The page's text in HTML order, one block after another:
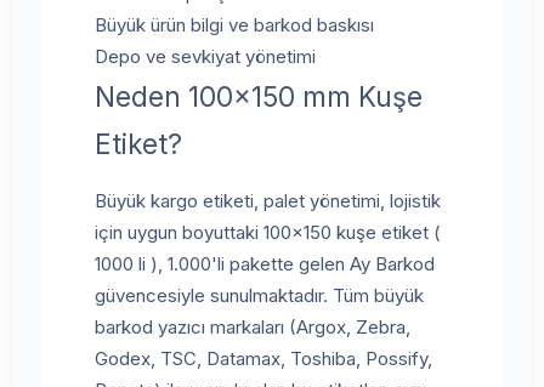
Büyük ürün bilgi ve barkod baskısı
Depo ve sevkiyat yönetimi
Neden 100x150 mm Kuşe
Etiket?
Büyük kargo etiketi, palet yönetimi, lojistik
için uygun boyuttaki 100x150 kuşe etiket (
1000 li ), 1.000'li pakette gelen Ay Barkod
güvencesiyle sunulmaktadır. Tüm büyük
barkod yazıcı markaları (Argox, Zebra,
Godex, TSC, Datamax, Toshiba, Possify,